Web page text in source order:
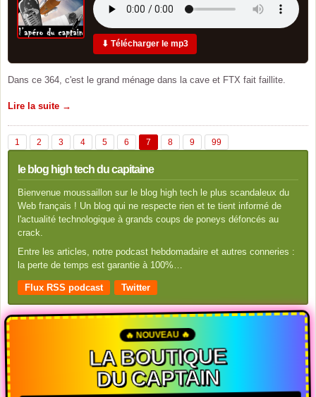
⬇ Télécharger le mp3
Dans ce 364, c'est le grand ménage dans la cave et FTX fait faillite.
Lire la suite →
1 2 3 4 5 6 7 8 9 99
le blog high tech du capitaine
Bienvenue moussaillon sur le blog high tech le plus scandaleux du
Web français ! Un blog qui ne respecte rien et te tient informé de
l'actualité technologique à grands coups de poneys défoncés au
crack.
Entre les articles, notre podcast hebdomadaire et autres conneries :
la perte de temps est garantie à 100%…
Flux RSS podcast Twitter
🔥 NOUVEAU 🔥
LA BOUTIQUE
DU CAPTAIN